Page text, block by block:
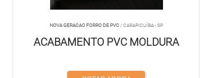
NOVA GERACAO FORRO DE PVC/ CARAPICUÍBA - SP
ACABAMENTO PVC MOLDURA